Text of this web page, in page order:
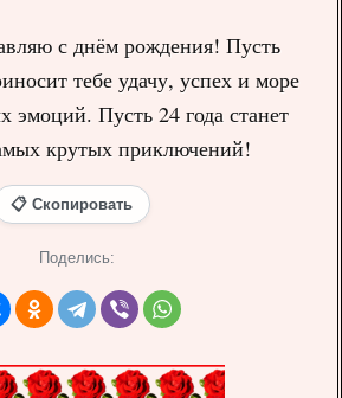
с днём рождения! Пусть
тебе удачу, успех и море
эмоций. Пусть 24 года станет
крутых приключений!
📋 Скопировать
Поделись: